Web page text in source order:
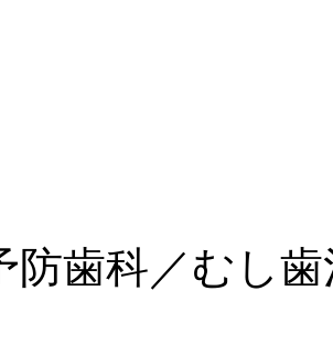
防歯科／むし